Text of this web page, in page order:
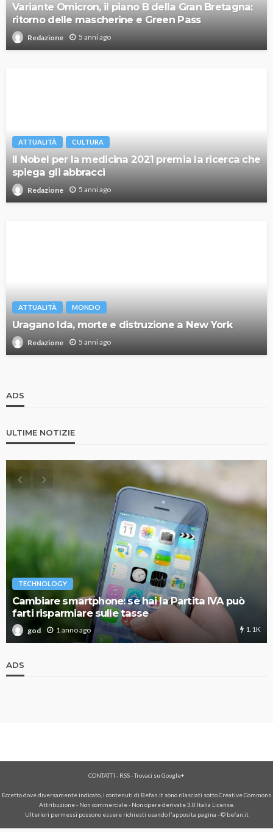
Variante Omicron, il piano B della Gran Bretagna:
ritorno delle mascherine e Green Pass
Redazione 5 anni ago
ATTUALITÀ CULTURA
Il Nobel per la medicina 2021 premia la ricerca che
spiega gli abbracci
Redazione 5 anni ago
ATTUALITÀ MONDO
Uragano Ida, morte e distruzione a New York
Redazione 5 anni ago
ADS
ULTIME NOTIZIE
TECHNOLOGY
Cambiare smartphone: se hai la Partita IVA può
farti risparmiare sulle tasse
god 1 anno ago 1.1K
ADS
CONTATTI - RSS-Trovaci su Google+
Eccetto dove diversamente indicato, i contenuti di Befan.it sono rilasciati sotto Creative Commons
Attribuzione - Non commerciale - Non opere derivate 3.0 Italia License.
Ulteriori permessi possono essere richiesti usando l'apposita pagina - © befan.it